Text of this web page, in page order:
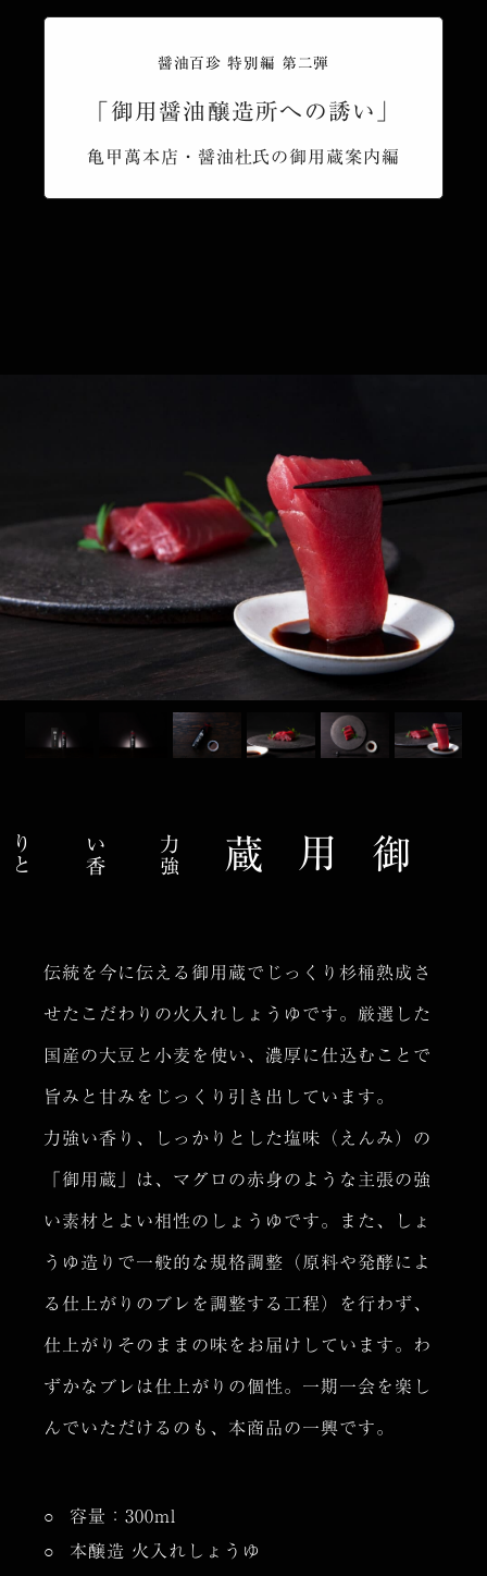
醤油百珍 特別編 第二弾
「御用醤油醸造所への誘い」
亀甲萬本店・醤油杜氏の御用蔵案内編
御用蔵
力
強
い
香
り
と
コ
伝統を今に伝える御用蔵でじっくり杉桶熟成さ
せたこだわりの火入れしょうゆです。厳選した
国産の大豆と小麦を使い、濃厚に仕込むことで
旨みと甘みをじっくり引き出しています。
力強い香り、しっかりとした塩味（えんみ）の
「御用蔵」は、マグロの赤身のような主張の強
い素材とよい相性のしょうゆです。また、しょ
うゆ造りで一般的な規格調整（原料や発酵によ
る仕上がりのブレを調整する工程）を行わず、
仕上がりそのままの味をお届けしています。わ
ずかなブレは仕上がりの個性。一期一会を楽し
んでいただけるのも、本商品の一興です。
容量：300ml
本醸造 火入れしょうゆ